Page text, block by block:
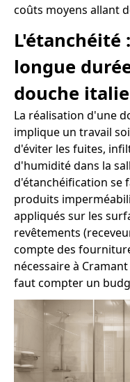
coûts moyens allant
L'étanchéité
longue
douche
La réalisation d'une
implique un travail
d'éviter les fuites,
d'humidité dans la
d'étanchéification se
produits
appliqués sur les
revêtements
compte des
nécessaire à
faut compter un